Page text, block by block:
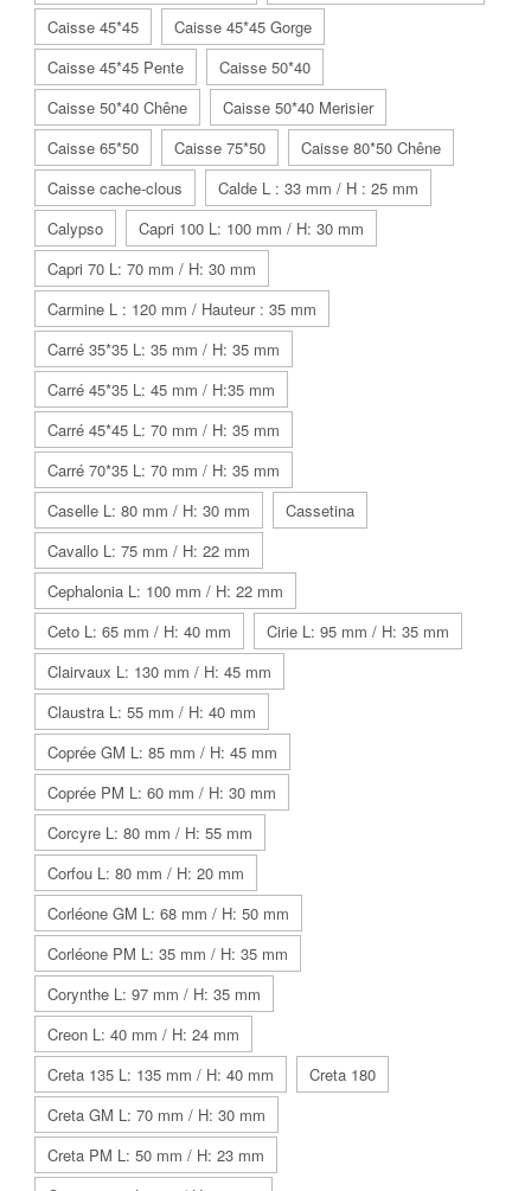
Caisse 45*45
Caisse 45*45 Gorge
Caisse 45*45 Pente
Caisse 50*40
Caisse 50*40 Chêne
Caisse 50*40 Merisier
Caisse 65*50
Caisse 75*50
Caisse 80*50 Chêne
Caisse cache-clous
Calde L : 33 mm / H : 25 mm
Calypso
Capri 100 L: 100 mm / H: 30 mm
Capri 70 L: 70 mm / H: 30 mm
Carmine L : 120 mm / Hauteur : 35 mm
Carré 35*35 L: 35 mm / H: 35 mm
Carré 45*35 L: 45 mm / H:35 mm
Carré 45*45 L: 70 mm / H: 35 mm
Carré 70*35 L: 70 mm / H: 35 mm
Caselle L: 80 mm / H: 30 mm
Cassetina
Cavallo L: 75 mm / H: 22 mm
Cephalonia L: 100 mm / H: 22 mm
Ceto L: 65 mm / H: 40 mm
Cirie L: 95 mm / H: 35 mm
Clairvaux L: 130 mm / H: 45 mm
Claustra L: 55 mm / H: 40 mm
Coprée GM L: 85 mm / H: 45 mm
Coprée PM L: 60 mm / H: 30 mm
Corcyre L: 80 mm / H: 55 mm
Corfou L: 80 mm / H: 20 mm
Corléone GM L: 68 mm / H: 50 mm
Corléone PM L: 35 mm / H: 35 mm
Corynthe L: 97 mm / H: 35 mm
Creon L: 40 mm / H: 24 mm
Creta 135 L: 135 mm / H: 40 mm
Creta 180
Creta GM L: 70 mm / H: 30 mm
Creta PM L: 50 mm / H: 23 mm